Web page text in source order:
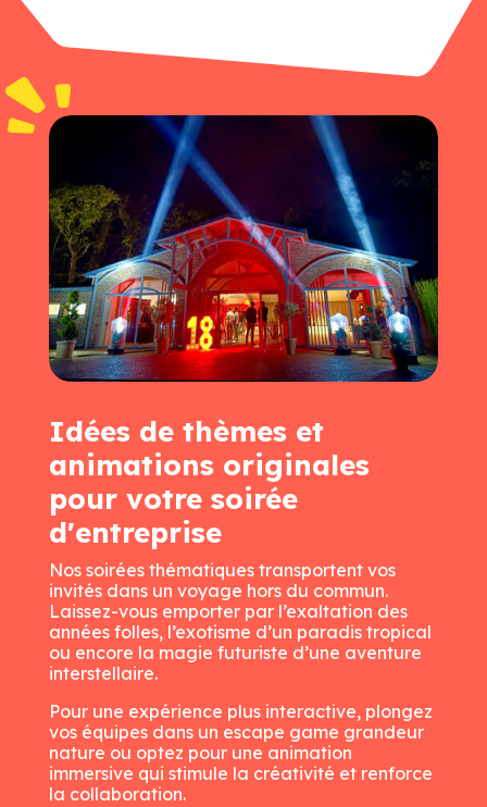
Idées de thèmes et
animations originales
pour votre soirée
d'entreprise
Nos soirées thématiques transportent vos
invités dans un voyage hors du commun.
Laissez-vous emporter par l’exaltation des
années folles, l’exotisme d’un paradis tropical
ou encore la magie futuriste d’une aventure
interstellaire.
Pour une expérience plus interactive, plongez
vos équipes dans un escape game grandeur
nature ou optez pour une animation
immersive qui stimule la créativité et renforce
la collaboration.